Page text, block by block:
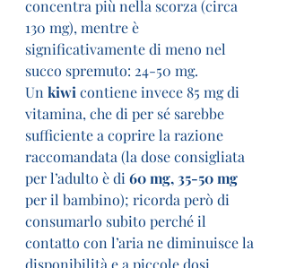
concentra più nella scorza (circa
130 mg), mentre è
significativamente di meno nel
succo spremuto: 24-50 mg.
Un kiwi contiene invece 85 mg di
vitamina, che di per sé sarebbe
sufficiente a coprire la razione
raccomandata (la dose consigliata
per l’adulto è di 60 mg, 35-50 mg
per il bambino); ricorda però di
consumarlo subito perché il
contatto con l’aria ne diminuisce la
disponibilità e a piccole dosi.